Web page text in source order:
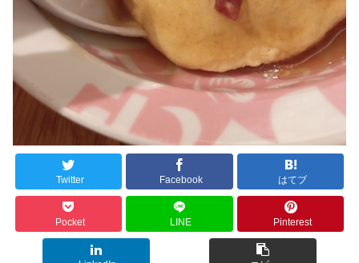
Twitter Facebook はてブ
Pocket LINE Pinterest